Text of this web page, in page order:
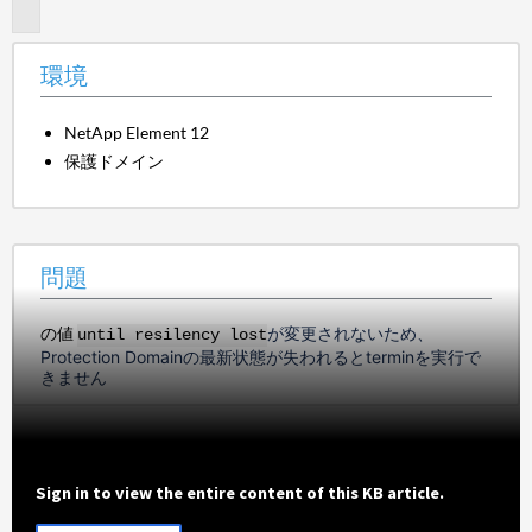
環境
NetApp Element 12
保護ドメイン
問題
の値 until resilency lostが変更されないため、
Protection Domainの最新状態が失われるとterminを実行で
きません
Sign in to view the entire content of this KB article.